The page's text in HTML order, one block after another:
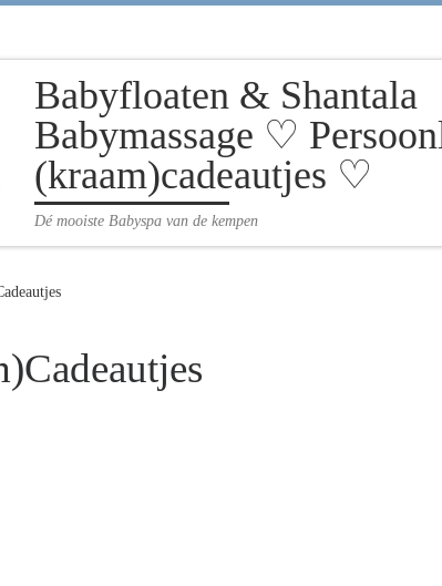
Babyfloaten & Shantala
Babymassage ♡
(kraam)cadeautjes ♡
Dé mooiste Babyspa van de kempen